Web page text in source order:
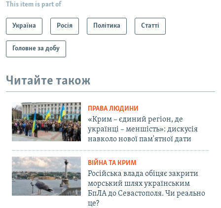
This item is part of
Україна Росія Політика Статті
Головне за добу
Читайте також
ПРАВА ЛЮДИНИ
«Крим – єдиний регіон, де
українці – меншість»: дискусія
навколо нової пам'ятної дати
ВІЙНА ТА КРИМ
Російська влада обіцяє закрити
морський шлях українським
БпЛА до Севастополя. Чи реально
це?